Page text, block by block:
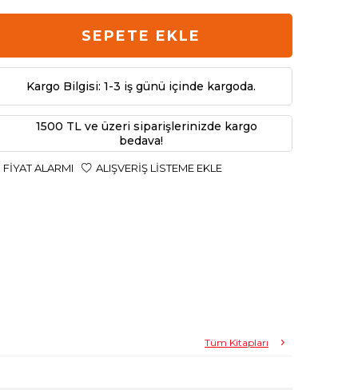
SEPETE EKLE
Kargo Bilgisi: 1-3 iş günü içinde kargoda.
1500 TL ve üzeri siparişlerinizde kargo
bedava!
FIYAT ALARMI ALIŞVERIŞ LISTEME EKLE
Tüm Kitapları